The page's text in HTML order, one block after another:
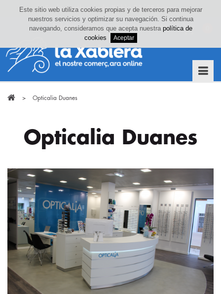
Iniciar sesión o crea tu cuenta
> Opticalia Duanes
Opticalia Duanes
Este sitio web utiliza cookies propias y de terceros para mejorar
nuestros servicios y optimizar su navegación. Si continua
navegando, consideramos que acepta nuestra política de
cookies